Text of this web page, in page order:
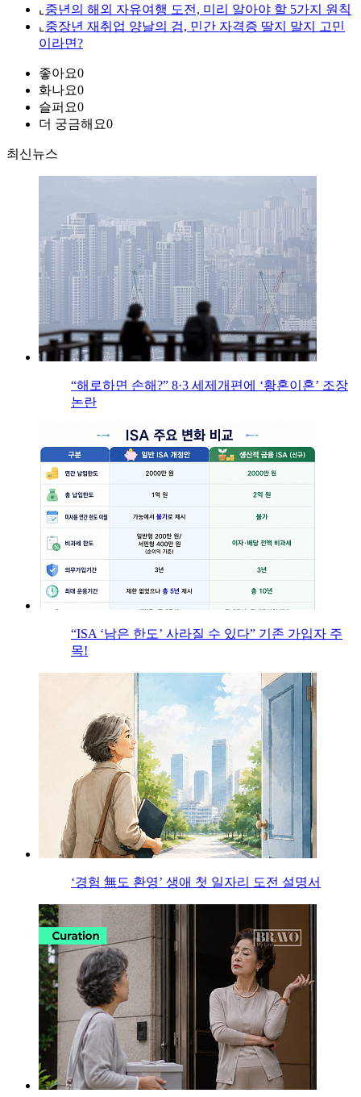
⌞ 중년의 해외 자유여행 도전, 미리 알아야 할 5가지 원칙
⌞ 중장년 재취업 양날의 검, 민간 자격증 딸지 말지 고민
이라면?
좋아요0
화나요0
슬퍼요0
더 궁금해요0
최신뉴스
“해로하면 손해?” 8·3 세제개편에 ‘황혼이혼’ 조장
논란
“ISA ‘남은 한도’ 사라질 수 있다” 기존 가입자 주
목!
‘경험 無도 환영’ 생애 첫 일자리 도전 설명서